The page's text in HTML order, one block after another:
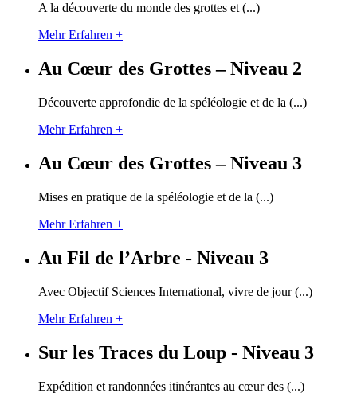
A la découverte du monde des grottes et (...)
Mehr Erfahren +
Au Cœur des Grottes – Niveau 2
Découverte approfondie de la spéléologie et de la (...)
Mehr Erfahren +
Au Cœur des Grottes – Niveau 3
Mises en pratique de la spéléologie et de la (...)
Mehr Erfahren +
Au Fil de l’Arbre - Niveau 3
Avec Objectif Sciences International, vivre de jour (...)
Mehr Erfahren +
Sur les Traces du Loup - Niveau 3
Expédition et randonnées itinérantes au cœur des (...)